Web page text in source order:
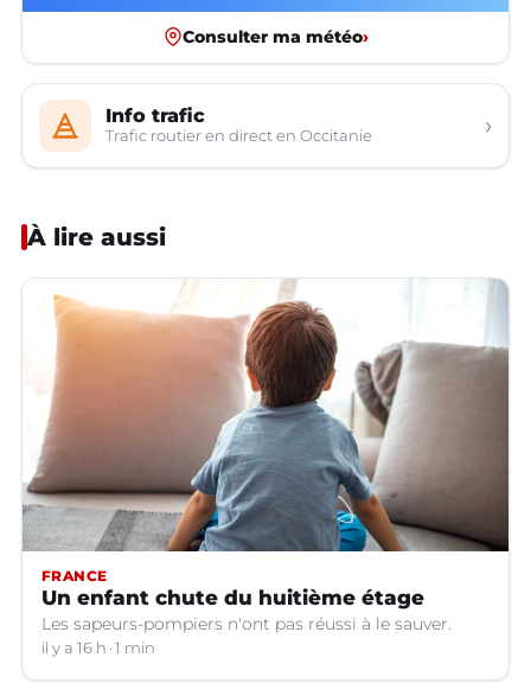
Consulter ma météo›
Info trafic
Trafic routier en direct en Occitanie ›
À lire aussi
FRANCE
Un enfant chute du huitième étage
Les sapeurs-pompiers n'ont pas réussi à le sauver.
il y a 16 h 1 min